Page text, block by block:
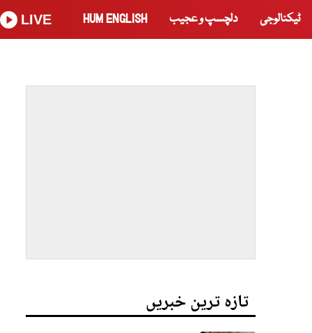
ٹیکنالوجی دلچسپ و عجیب HUM ENGLISH
LIVE
تازہ ترین خبریں